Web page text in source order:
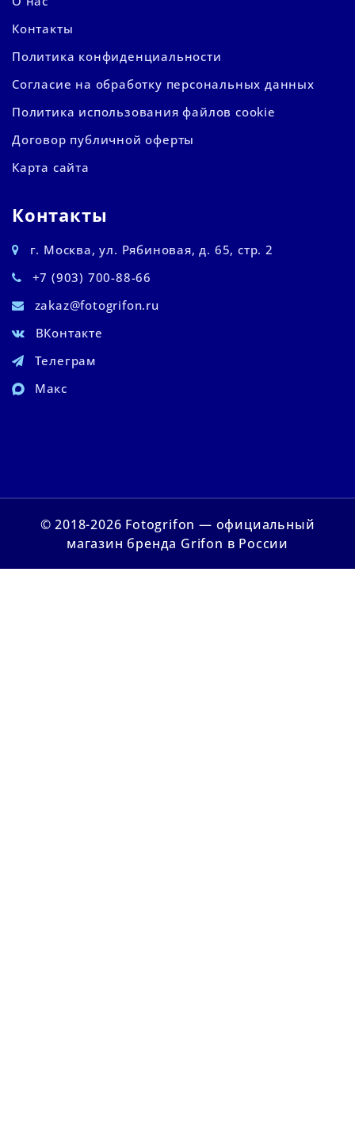
Контакты
Политика конфиденциальности
Согласие на обработку персональных данных
Политика использования файлов cookie
Договор публичной оферты
Карта сайта
Контакты
г. Москва, ул. Рябиновая, д. 65, стр. 2
+7 (903) 700-88-66
zakaz@fotogrifon.ru
ВКонтакте
Телеграм
Макс
© 2018-2026 Fotogrifon — официальный
магазин бренда Grifon в России